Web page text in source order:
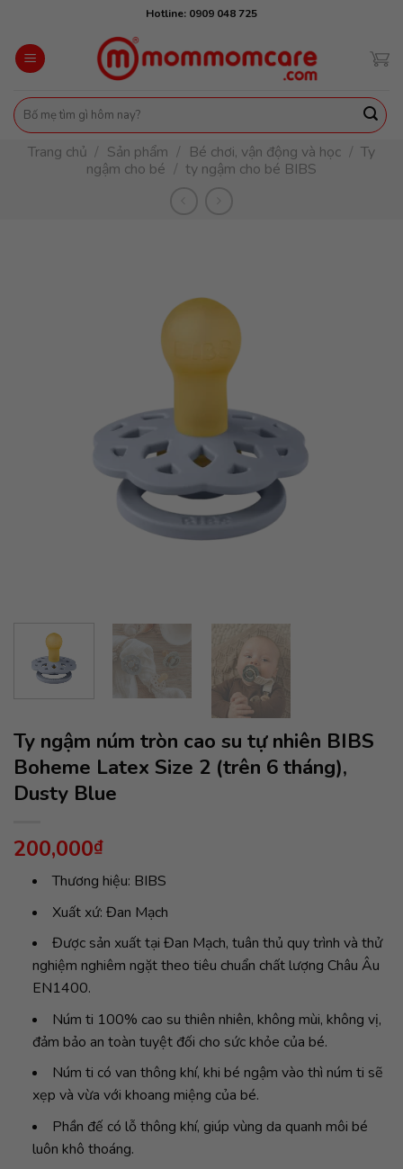
content
Hotline: 0909 048 725
Tìm
kiếm:
Trang chủ / Sản phẩm / Bé chơi, vận động và học / Ty
ngậm cho bé / ty ngậm cho bé BIBS
Ty ngậm núm tròn cao su tự nhiên BIBS
Boheme Latex Size 2 (trên 6 tháng),
Dusty Blue
200,000₫
Thương hiệu: BIBS
Xuất xứ: Đan Mạch
Được sản xuất tại Đan Mạch, tuân thủ quy trình và thử
nghiệm nghiêm ngặt theo tiêu chuẩn chất lượng Châu Âu
EN1400.
Núm ti 100% cao su thiên nhiên, không mùi, không vị,
đảm bảo an toàn tuyệt đối cho sức khỏe của bé.
Núm ti có van thông khí, khi bé ngậm vào thì núm ti sẽ
xẹp và vừa với khoang miệng của bé.
Phần đế có lỗ thông khí, giúp vùng da quanh môi bé
luôn khô thoáng.